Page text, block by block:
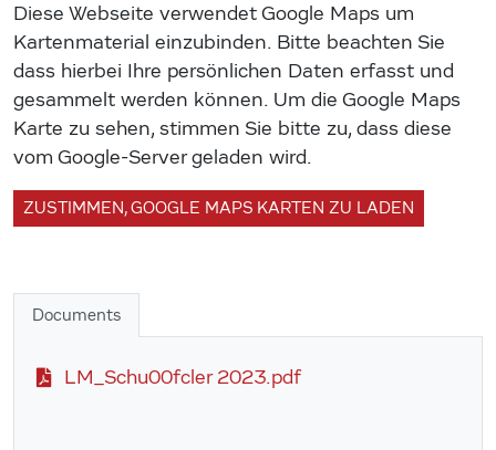
Diese Webseite verwendet Google Maps um
Kartenmaterial einzubinden. Bitte beachten Sie
dass hierbei Ihre persönlichen Daten erfasst und
gesammelt werden können. Um die Google Maps
Karte zu sehen, stimmen Sie bitte zu, dass diese
vom Google-Server geladen wird.
ZUSTIMMEN, GOOGLE MAPS KARTEN ZU LADEN
Documents
LM_Schu00fcler 2023.pdf